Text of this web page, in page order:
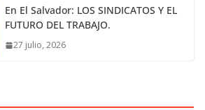
En El Salvador: LOS SINDICATOS Y EL
FUTURO DEL TRABAJO.
27 julio, 2026